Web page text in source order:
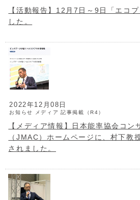
【活動報告】12月7日～9日「エコ
した。
2022年12月08日
お知らせ メディア 記事掲載（R4）
【メディア情報】日本能率協会コン
（JMAC）ホームページに、村下教
されました。